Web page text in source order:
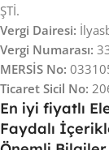
ŞTİ.
Vergi Dairesi:
Vergi Numarası:
MERSİS No:
Ticaret Sicil No:
En iyi fiyatlı
Faydalı